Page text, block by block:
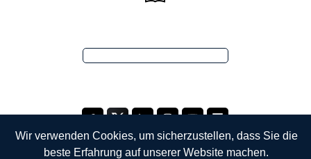
Wir verwenden Cookies, um sicherzustellen, dass Sie die
beste Erfahrung auf unserer Website machen.